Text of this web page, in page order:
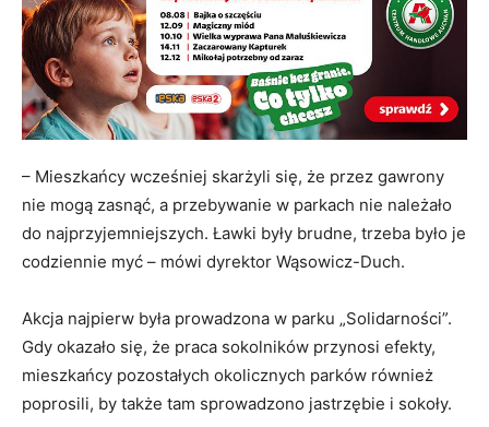
– Mieszkańcy wcześniej skarżyli się, że przez gawrony
nie mogą zasnąć, a przebywanie w parkach nie należało
do najprzyjemniejszych. Ławki były brudne, trzeba było je
codziennie myć – mówi dyrektor Wąsowicz-Duch.
Akcja najpierw była prowadzona w parku „Solidarności”.
Gdy okazało się, że praca sokolników przynosi efekty,
mieszkańcy pozostałych okolicznych parków również
poprosili, by także tam sprowadzono jastrzębie i sokoły.